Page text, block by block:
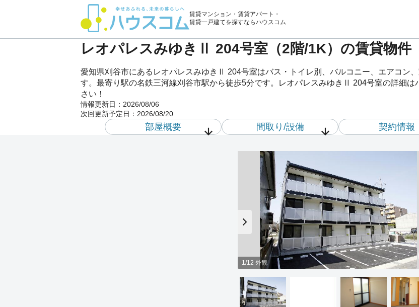
賃貸マンション・賃貸アパート・
賃貸一戸建てを探すならハウスコム
レオパレスみゆきⅡ 204号室（2階/1K）の賃貸物件
愛知県刈谷市にあるレオパレスみゆきⅡ 204号室はバス・トイレ別、バルコニー、エアコン
す。最寄り駅の名鉄三河線刈谷市駅から徒歩5分です。レオパレスみゆきⅡ 204号室の詳細
さい！
情報更新日： 2026/08/06
次回更新予定日： 2026/08/20
部屋概要 間取り/設備 契約情報
1/12 外観